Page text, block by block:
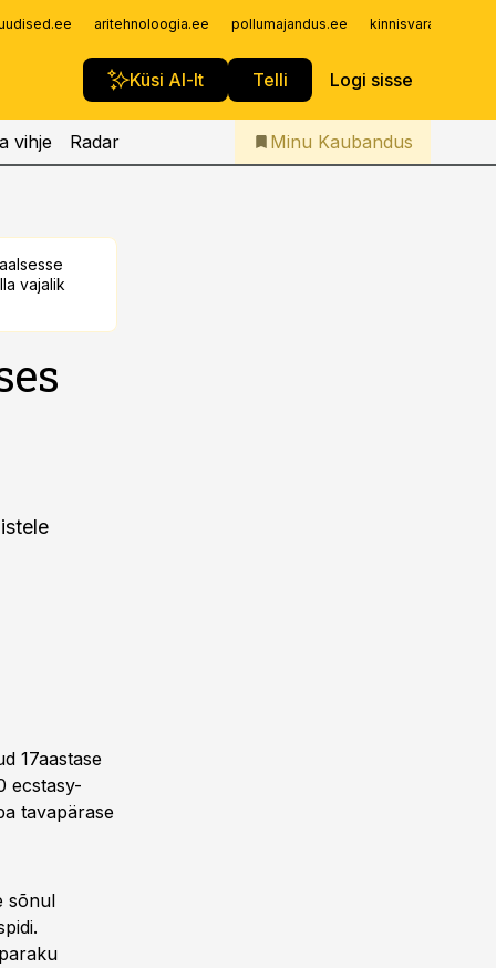
aritehnoloogia.ee pollumajandus.ee
Küsi AI-lt Telli Logi sisse
Iseteenindus
Telli Kaubandus
vihje Radar Minu Kaubandus
vajalik
17aastase
ecstasy-
tavapärase
sõnul